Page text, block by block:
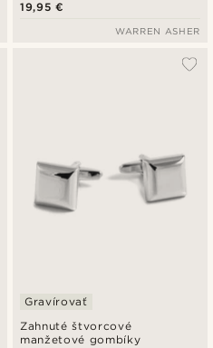
19,95 €
WARREN ASHER
Zahnuté štvorcové
manžetové gombíky
Gravírovať